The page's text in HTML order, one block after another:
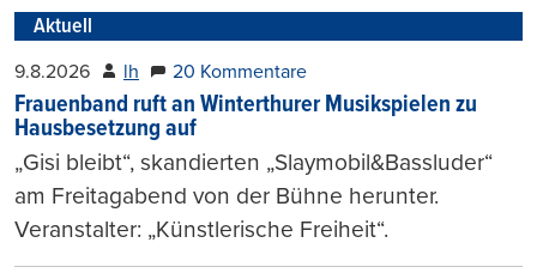
Aktuell
9.8.2026 lh 20 Kommentare
Frauenband ruft an Winterthurer Musikspielen zu
Hausbesetzung auf
„Gisi bleibt“, skandierten „Slaymobil&Bassluder“
am Freitagabend von der Bühne herunter.
Veranstalter: „Künstlerische Freiheit“.